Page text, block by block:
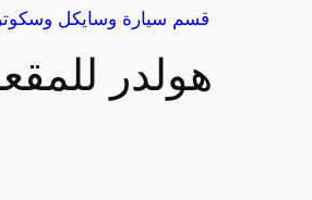
قسم سيارة وسايكل وسكوتر
هولدر